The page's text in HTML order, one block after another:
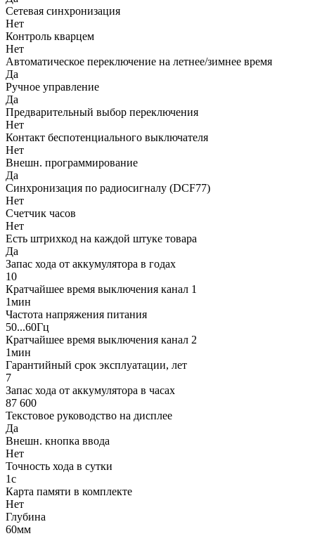
Сетевая синхронизация
Нет
Контроль кварцем
Нет
Автоматическое переключение на летнее/зимнее время
Да
Ручное управление
Да
Предварительный выбор переключения
Нет
Контакт беспотенциального выключателя
Нет
Внешн. программирование
Да
Синхронизация по радиосигналу (DCF77)
Нет
Счетчик часов
Нет
Есть штрихкод на каждой штуке товара
Да
Запас хода от аккумулятора в годах
10
Кратчайшее время выключения канал 1
1мин
Частота напряжения питания
50...60Гц
Кратчайшее время выключения канал 2
1мин
Гарантийный срок эксплуатации, лет
7
Запас хода от аккумулятора в часах
87 600
Текстовое руководство на дисплее
Да
Внешн. кнопка ввода
Нет
Точность хода в сутки
1с
Карта памяти в комплекте
Нет
Глубина
60мм